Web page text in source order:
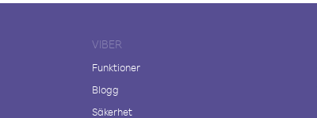
VIBER
Funktioner
Blogg
Säkerhet